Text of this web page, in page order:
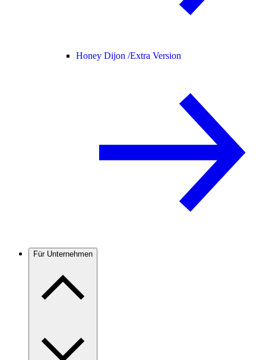
Honey Dijon /Extra Version
Für Unternehmen